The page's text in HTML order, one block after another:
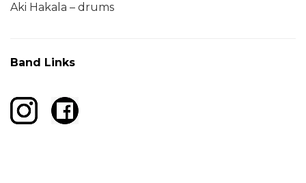
Aki Hakala – drums
Band Links